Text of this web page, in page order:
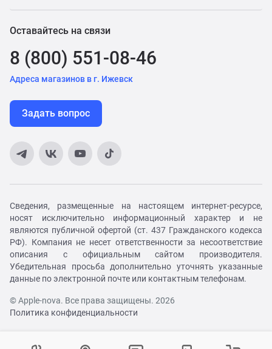
Оставайтесь на связи
8 (800) 551-08-46
Адреса магазинов в г. Ижевск
Задать вопрос
Сведения, размещенные на настоящем интернет-ресурсе,
носят исключительно информационный характер и не
являются публичной офертой (ст. 437 Гражданского кодекса
РФ). Компания не несет ответственности за несоответствие
описания с официальным сайтом производителя.
Убедительная просьба дополнительно уточнять указанные
данные по электронной почте или контактным телефонам.
© Apple-nova. Все права защищены. 2026
Политика конфиденциальности